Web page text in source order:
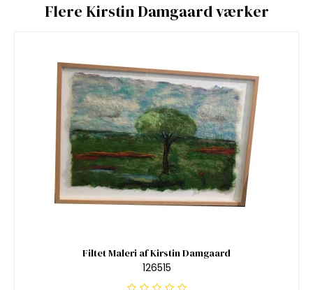
Flere Kirstin Damgaard værker
Filtet Maleri af Kirstin Damgaard
126515